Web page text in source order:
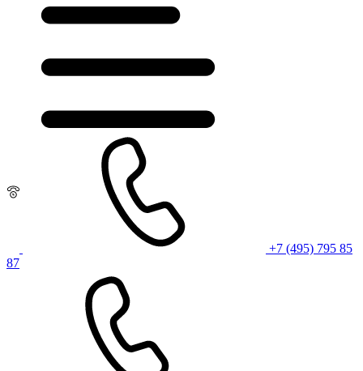
+7 (495) 795 85
87